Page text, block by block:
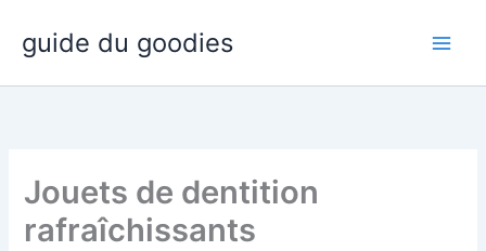
contenu
guide du goodies
Jouets de dentition
rafraîchissants